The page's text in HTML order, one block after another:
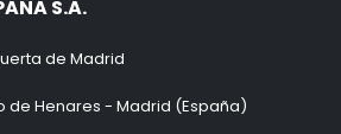
S.A.
de Madrid
de Henares - Madrid (España)